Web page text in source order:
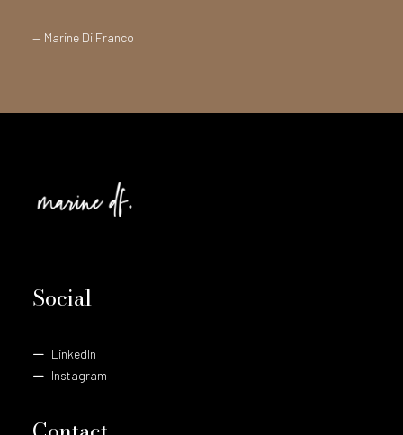
— Marine Di Franco
Social
LinkedIn
Instagram